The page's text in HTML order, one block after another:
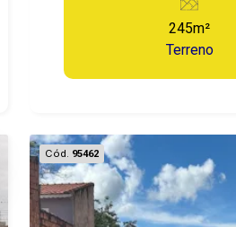
245m²
Terreno
Cód. 95462